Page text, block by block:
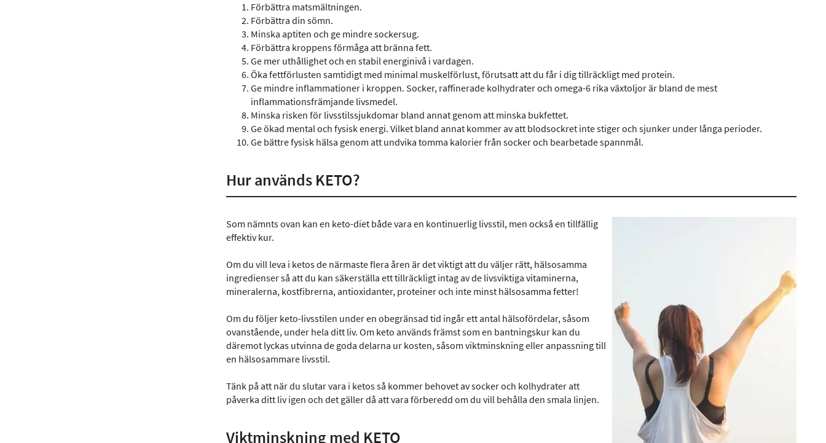
Förbättra matsmältningen.
Förbättra din sömn.
Minska aptiten och ge mindre sockersug.
Förbättra kroppens förmåga att bränna fett.
Ge mer uthållighet och en stabil energinivå i vardagen.
Öka fettförlusten samtidigt med minimal muskelförlust, förutsatt att du får i dig tillräckligt med protein.
Ge mindre inflammationer i kroppen. Socker, raffinerade kolhydrater och omega-6 rika växtoljor är bland de mest
inflammationsfrämjande livsmedel.
Minska risken för livsstilssjukdomar bland annat genom att minska bukfettet.
Ge ökad mental och fysisk energi. Vilket bland annat kommer av att blodsockret inte stiger och sjunker under långa perioder.
Ge bättre fysisk hälsa genom att undvika tomma kalorier från socker och bearbetade spannmål.
Hur används KETO?
Som nämnts ovan kan en keto-diet både vara en kontinuerlig livsstil, men också en tillfällig
effektiv kur.
Om du vill leva i ketos de närmaste flera åren är det viktigt att du väljer rätt, hälsosamma
ingredienser så att du kan säkerställa ett tillräckligt intag av de livsviktiga vitaminerna,
mineralerna, kostfibrerna, antioxidanter, proteiner och inte minst hälsosamma fetter!
Om du följer keto-livsstilen under en obegränsad tid ingår ett antal hälsofördelar, såsom
ovanstående, under hela ditt liv. Om keto används främst som en bantningskur kan du
däremot lyckas utvinna de goda delarna ur kosten, såsom viktminskning eller anpassning till
en hälsosammare livsstil.
Tänk på att när du slutar vara i ketos så kommer behovet av socker och kolhydrater att
påverka ditt liv igen och det gäller då att vara förberedd om du vill behålla den smala linjen.
Viktminskning med KETO